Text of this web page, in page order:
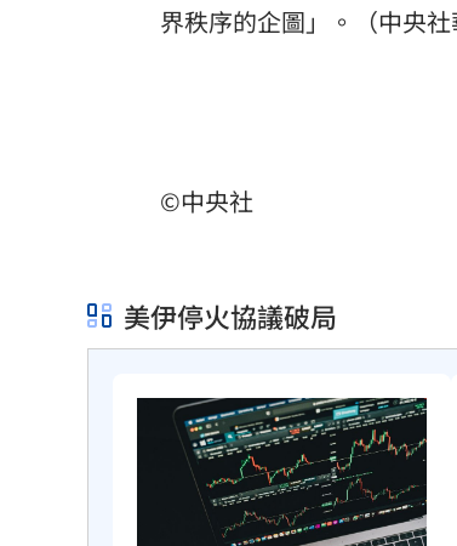
界秩序的企圖」。（中央社
©中央社
美伊停火協議破局